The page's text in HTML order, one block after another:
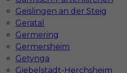
Geislingen an der Steig
Geratal
Germering
Germersheim
Getynga
Giebelstadt-Herchsheim
InServ © 2014 – 2026 |